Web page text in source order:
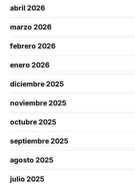
abril 2026
marzo 2026
febrero 2026
enero 2026
diciembre 2025
noviembre 2025
octubre 2025
septiembre 2025
agosto 2025
julio 2025